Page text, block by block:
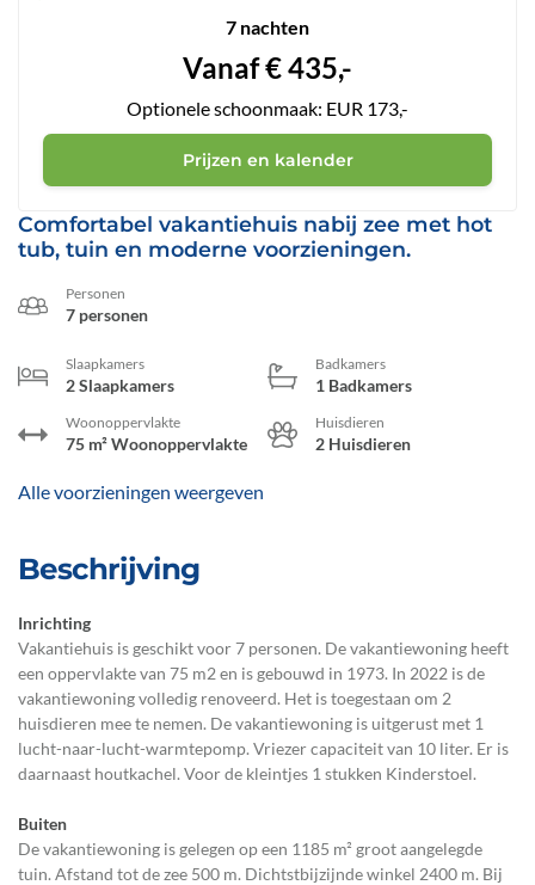
Comfortabel vakantiehuis nabij zee met hot
tub, tuin en moderne voorzieningen.
Personen
7 personen
Slaapkamers
2 Slaapkamers
Badkamers
1 Badkamers
Woonoppervlakte
75 m² Woonoppervlakte
Huisdieren
2 Huisdieren
Alle voorzieningen weergeven
Beschrijving
Inrichting
Vakantiehuis is geschikt voor 7 personen. De vakantiewoning heeft
een oppervlakte van 75 m2 en is gebouwd in 1973. In 2022 is de
vakantiewoning volledig renoveerd. Het is toegestaan om 2
huisdieren mee te nemen. De vakantiewoning is uitgerust met 1
lucht-naar-lucht-warmtepomp. Vriezer capaciteit van 10 liter. Er is
daarnaast houtkachel. Voor de kleintjes 1 stukken Kinderstoel.
Buiten
De vakantiewoning is gelegen op een 1185 m² groot aangelegde
tuin. Afstand tot de zee 500 m. Dichtstbijzijnde winkel 2400 m. Bij
7 nachten
Vanaf€435,-
Optionele schoonmaak: EUR 173,-
Prijzen en kalender